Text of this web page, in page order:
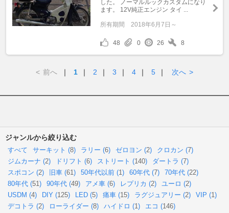
した。 ノーマルルックカスタムになり
ます。 12V純正エンジン タイ ...
所有期間 2018年6月7日～
48 0 26 8
< 前へ ｜ 1 ｜ 2 ｜ 3 ｜ 4 ｜ 5 ｜ 次へ >
ジャンルから絞り込む
すべて サーキット (8) ラリー (6) ゼロヨン (2) クロカン (7)
ジムカーナ (2) ドリフト (6) ストリート (140) ダートラ (7)
スポコン (2) 旧車 (61 ) 50年代以前 (1 ) 60年代 (7) 70年代 (22)
80年代 (51 ) 90年代 (49) アメ車 (6) レプリカ (2) ユーロ (2)
USDM (4) DIY (125) LED (5) 痛車 (15) ラグジュアリー (2) VIP (1 )
デコトラ (2) ローライダー (8) ハイドロ (1 ) エコ (146)